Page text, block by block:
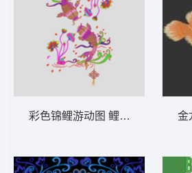
彩色锦鲤游动图 鲤鱼荷花锦鲤